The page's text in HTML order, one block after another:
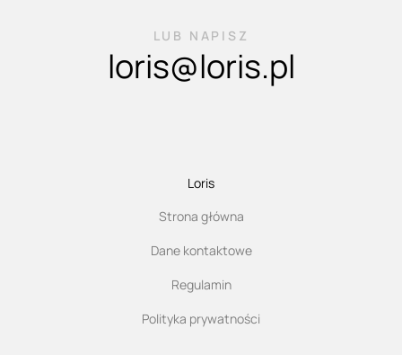
LUB NAPISZ
loris@loris.pl
Loris
Strona główna
Dane kontaktowe
Regulamin
Polityka prywatności